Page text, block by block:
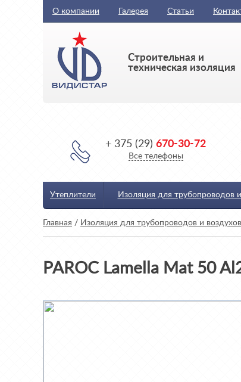
О компании Галерея Статьи
Строительная и
техническая изоляция
+ 375 (29) 670-30-72
Все телефоны
Утеплители Изоляция для трубопроводов
Главная / Изоляция для трубопроводов и
PAROC Lamella Mat 50